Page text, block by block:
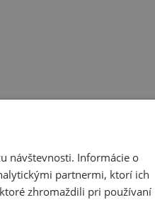
návštevnosti. Informácie o
partnermi, ktorí ich
zhromaždili pri používaní